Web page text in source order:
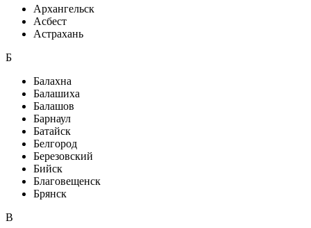
Архангельск
Асбест
Астрахань
Б
Балахна
Балашиха
Балашов
Барнаул
Батайск
Белгород
Березовский
Бийск
Благовещенск
Брянск
В